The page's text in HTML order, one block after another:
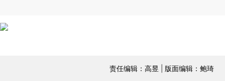
责任编辑：高昱 | 版面编辑：鲍琦